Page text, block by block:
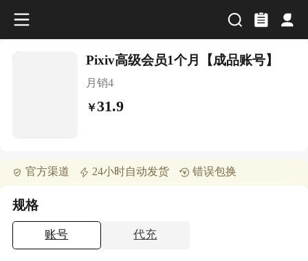
Pixiv高级会员1个月【成品账号】
月销4
￥31.9
官方渠道 24小时自动发货 错误包换
规格
账号 代充